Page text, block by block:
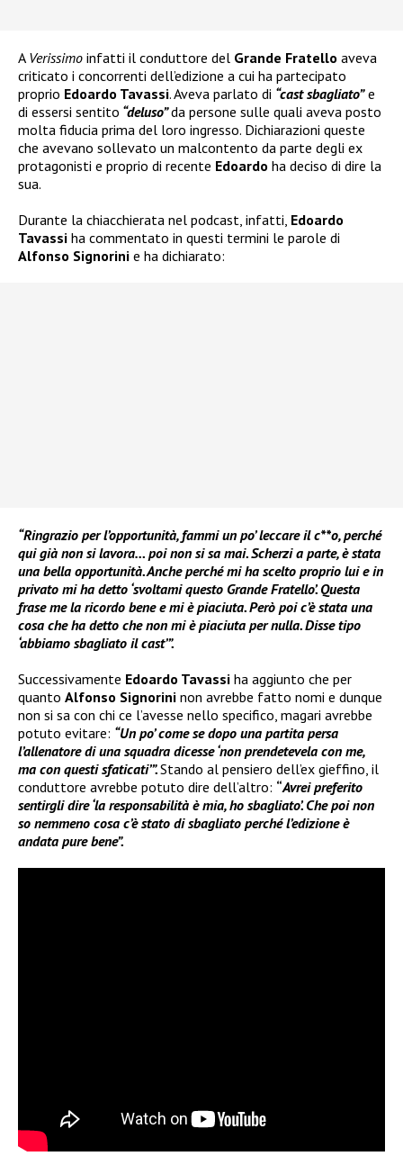
A Verissimo infatti il conduttore del Grande Fratello aveva
criticato i concorrenti dell’edizione a cui ha partecipato
proprio Edoardo Tavassi. Aveva parlato di “cast sbagliato”e
di essersi sentito “deluso”da persone sulle quali aveva posto
molta fiducia prima del loro ingresso. Dichiarazioni queste
che avevano sollevato un malcontento da parte degli ex
protagonisti e proprio di recente Edoardo ha deciso di dire la
sua.
Durante la chiacchierata nel podcast, infatti, Edoardo
Tavassi ha commentato in questi termini le parole di
Alfonso Signorini e ha dichiarato:
“Ringrazio per l’opportunità, fammi un po’ leccare il c**o, perché
qui già non si lavora… poi non si sa mai. Scherzi a parte, è stata
una bella opportunità. Anche perché mi ha scelto proprio lui e in
privato mi ha detto ‘svoltami questo Grande Fratello’. Questa
frase me la ricordo bene e mi è piaciuta. Però poi c’è stata una
cosa che ha detto che non mi è piaciuta per nulla. Disse tipo
‘abbiamo sbagliato il cast’”.
Successivamente Edoardo Tavassi ha aggiunto che per
quanto Alfonso Signorini non avrebbe fatto nomi e dunque
non si sa con chi ce l’avesse nello specifico, magari avrebbe
potuto evitare: “Un po’ come se dopo una partita persa
l’allenatore di una squadra dicesse ‘non prendetevela con me,
ma con questi sfaticati’”.Stando al pensiero dell’ex gieffino, il
conduttore avrebbe potuto dire dell’altro: “Avrei preferito
sentirgli dire ‘la responsabilità è mia, ho sbagliato’. Che poi non
so nemmeno cosa c’è stato di sbagliato perché l’edizione è
andata pure bene”.